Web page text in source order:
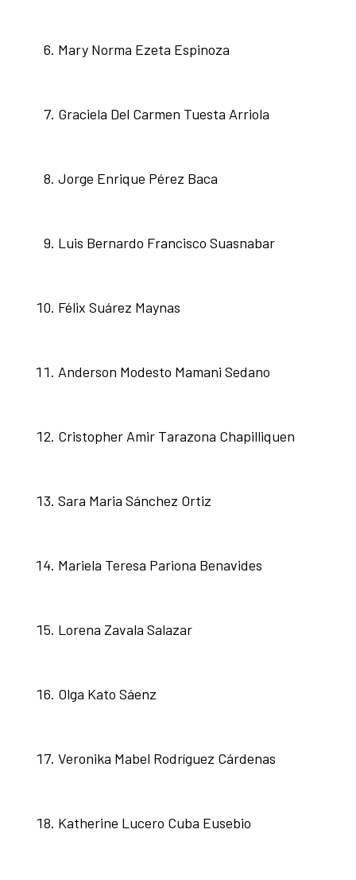
Mary Norma Ezeta Espinoza
Graciela Del Carmen Tuesta Arriola
Jorge Enrique Pérez Baca
Luis Bernardo Francisco Suasnabar
Félix Suárez Maynas
Anderson Modesto Mamani Sedano
Cristopher Amir Tarazona Chapilliquen
Sara Maria Sánchez Ortiz
Mariela Teresa Pariona Benavides
Lorena Zavala Salazar
Olga Kato Sáenz
Veronika Mabel Rodríguez Cárdenas
Katherine Lucero Cuba Eusebio